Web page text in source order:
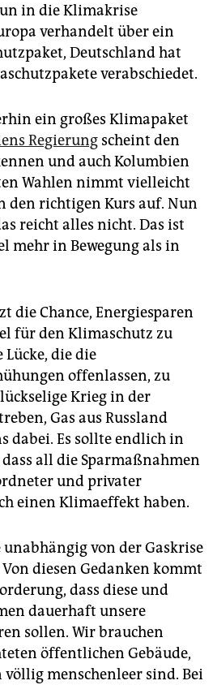
in die Klimakrise
verhandelt über ein
Deutschland hat
verabschiedet.
ein großes Klimapaket
Regierung scheint den
und auch Kolumbien
Wahlen nimmt vielleicht
den richtigen Kurs auf. Nun
reicht alles nicht. Das ist
mehr in Bewegung als in
die Chance, Energiesparen
für den Klimaschutz zu
die die
offenlassen, zu
Krieg in der
Gas aus Russland
dabei. Es sollte endlich in
all die Sparmaßnahmen
und privater
einen Klimaeffekt haben.
von der Gaskrise
diesen Gedanken kommt
dass diese und
dauerhaft unsere
sollen. Wir brauchen
öffentlichen Gebäude,
menschenleer sind. Bei